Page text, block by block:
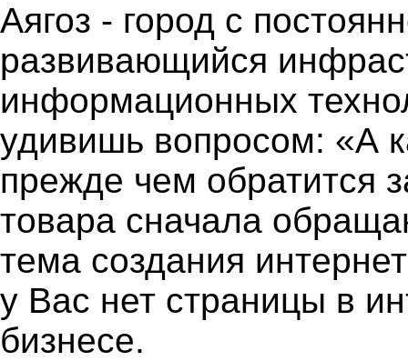
Аягоз - город с
развивающийся
информационных
удивишь вопросом: «А
прежде чем обратится
товара сначала
тема создания
у Вас нет страницы в
бизнесе.